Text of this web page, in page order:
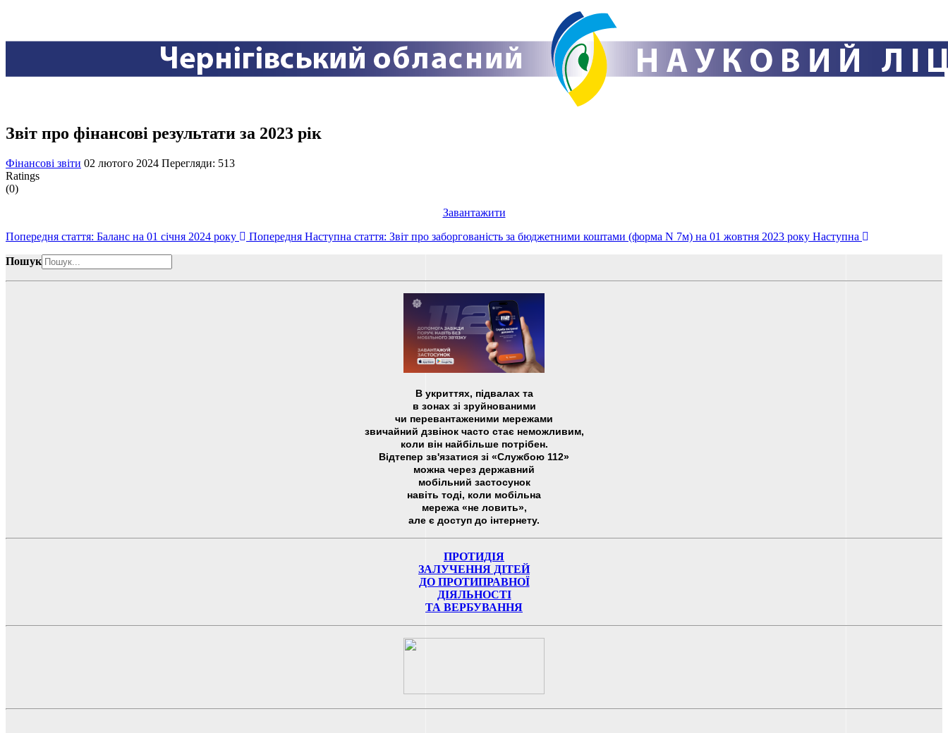
Звіт про фінансові результати за 2023 рік
Фінансові звіти 02 лютого 2024 Перегляди: 513
Ratings
(0)
Завантажити
Попередня стаття: Баланс на 01 січня 2024 року
Попередня Наступна стаття: Звіт про заборгованість за бюджетними коштами (форма N 7м) на 01 жовтня 2023 року Наступна
Пошук
В укриттях, підвалах та
в зонах зі зруйнованими
чи перевантаженими мережами
звичайний дзвінок часто стає неможливим,
коли він найбільше потрібен.
Відтепер зв'язатися зі «Службою 112»
можна через державний
мобільний застосунок
навіть тоді, коли мобільна
мережа «не ловить»,
але є доступ до інтернету.
ПРОТИДІЯ
ЗАЛУЧЕННЯ ДІТЕЙ
ДО ПРОТИПРАВНОЇ
ДІЯЛЬНОСТІ
ТА ВЕРБУВАННЯ